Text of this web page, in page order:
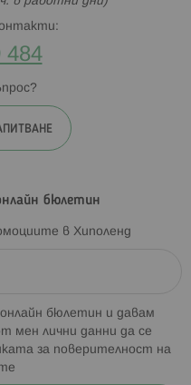
484
бюлетин
в Хиполенд
бюлетин и давам
мен лични данни да се
за поверителност на